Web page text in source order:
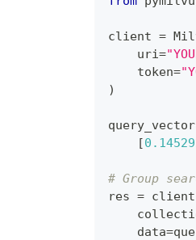
client =
    uri
=
    token
=
)
[
# Group
res = client
    data
=